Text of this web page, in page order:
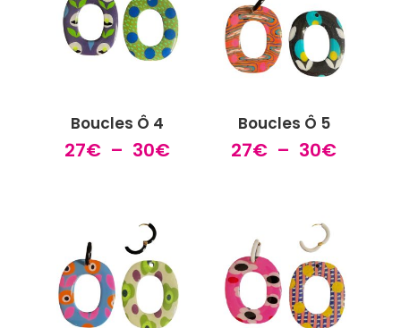
30€
30€
Boucles Ô 4
27€ – 30€Plage
30€
Boucles Ô 5
27€ – 30€Plage
30€